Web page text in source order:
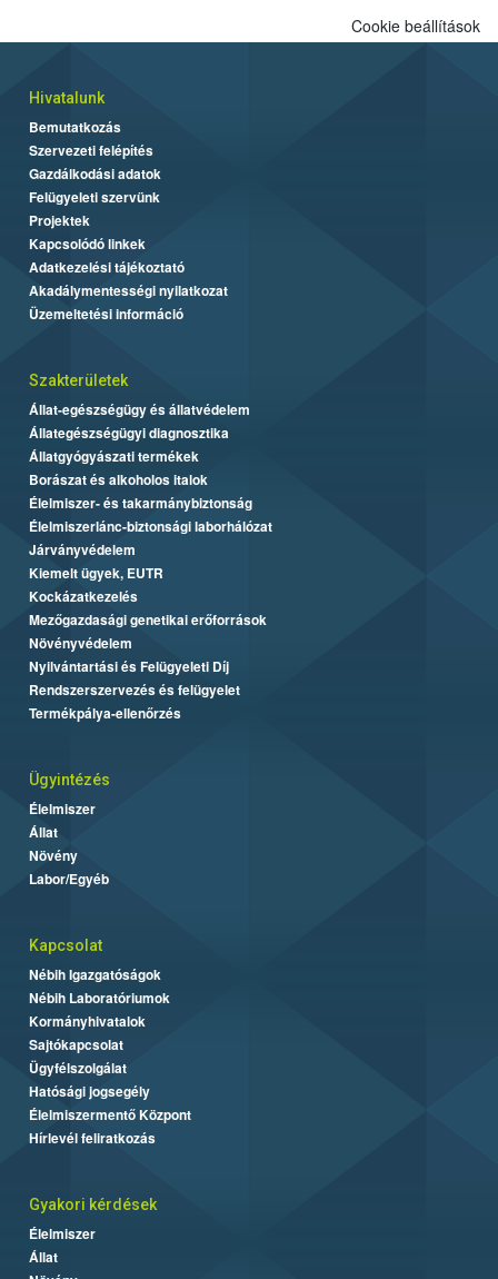
Cookie beállítások
Hivatalunk
Bemutatkozás
Szervezeti felépítés
Gazdálkodási adatok
Felügyeleti szervünk
Projektek
Kapcsolódó linkek
Adatkezelési tájékoztató
Akadálymentességi nyilatkozat
Üzemeltetési információ
Szakterületek
Állat-egészségügy és állatvédelem
Állategészségügyi diagnosztika
Állatgyógyászati termékek
Borászat és alkoholos italok
Élelmiszer- és takarmánybiztonság
Élelmiszerlánc-biztonsági laborhálózat
Járványvédelem
Kiemelt ügyek, EUTR
Kockázatkezelés
Mezőgazdasági genetikai erőforrások
Növényvédelem
Nyilvántartási és Felügyeleti Díj
Rendszerszervezés és felügyelet
Termékpálya-ellenőrzés
Ügyintézés
Élelmiszer
Állat
Növény
Labor/Egyéb
Kapcsolat
Nébih Igazgatóságok
Nébih Laboratóriumok
Kormányhivatalok
Sajtókapcsolat
Ügyfélszolgálat
Hatósági jogsegély
Élelmiszermentő Központ
Hírlevél feliratkozás
Gyakori kérdések
Élelmiszer
Állat